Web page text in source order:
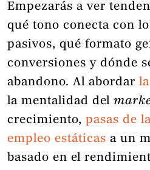
Empezarás a ver
qué tono conecta con
pasivos, qué formato
conversiones y dónde
abandono. Al abordar
la mentalidad del
crecimiento, pasas de
empleo estáticas a un
basado en el